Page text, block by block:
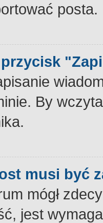
posta.
przycisk
By
musi być
mógł
jest